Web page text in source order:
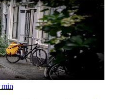
min